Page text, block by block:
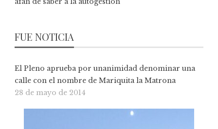
FUE NOTICIA
El Pleno aprueba por unanimidad denominar una
calle con el nombre de Mariquita la Matrona
28 de mayo de 2014